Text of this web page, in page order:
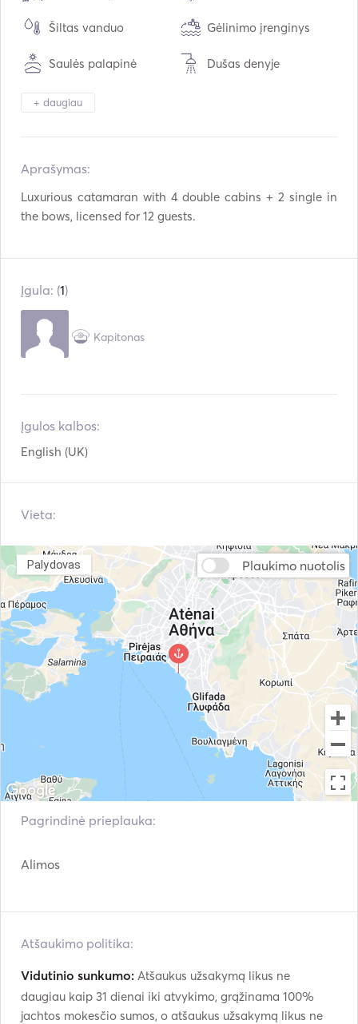
Šiltas vanduo Gėlinimo įrenginys
Saulės palapinė Dušas denyje
Garsiakalbiai ant denio
Žiūronai
/ indai
Karštos plokštės
Pagalbinė jungtis
Maitinimo inverteris
+ daugiau
Aprašymas:
Luxurious catamaran with 4 double cabins + 2 single in
the bows, licensed for 12 guests.
Įgula: (1)
Kapitonas
Įgulos kalbos:
English (UK)
Vieta:
Plaukimo nuotolis
Palydovas
Pagrindinė prieplauka:
Alimos
Atšaukimo politika:
Vidutinio sunkumo: Atšaukus užsakymą likus ne
daugiau kaip 31 dienai iki atvykimo, grąžinama 100%
jachtos mokesčio sumos, o atšaukus užsakymą likus ne